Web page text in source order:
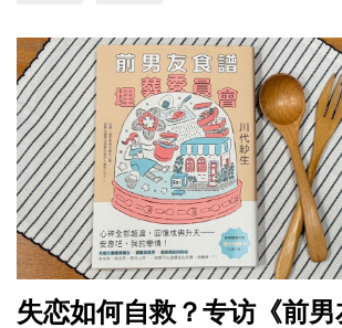
失恋如何自救？专访《前